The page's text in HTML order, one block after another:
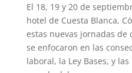
El 18, 19 y 20 de
hotel de Cuesta Blanca,
estas nuevas jornadas
se enfocaron en las
laboral, la Ley Bases, y